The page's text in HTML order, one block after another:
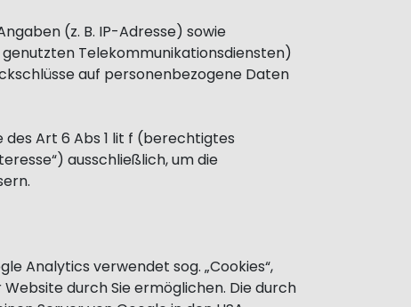
(z. B. IP-Adresse) sowie
genutzten Telekommunikationsdiensten)
auf personenbezogene Daten
des Art 6 Abs 1 lit f (berechtigtes
ausschließlich, um die
Analytics verwendet sog. „Cookies“,
durch Sie ermöglichen. Die durch